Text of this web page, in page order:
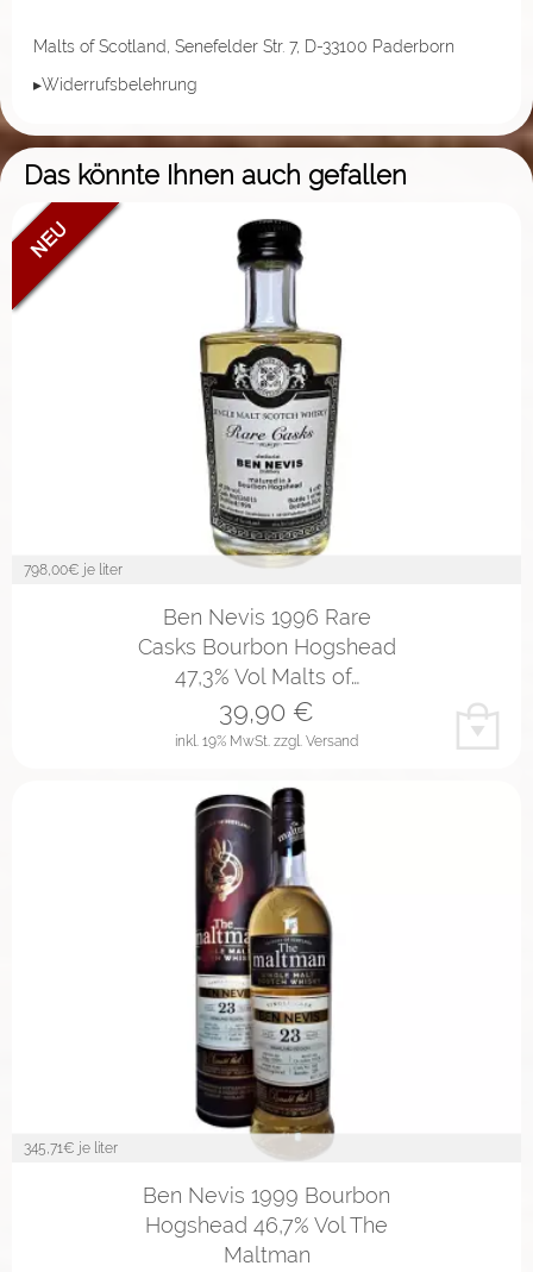
Malts of Scotland, Senefelder Str. 7, D-33100 Paderborn
▸Widerrufsbelehrung
Das könnte Ihnen auch gefallen
798,00€ je liter
Ben Nevis 1996 Rare
Casks Bourbon Hogshead
47,3% Vol Malts of…
inkl. 19% MwSt. zzgl. Versand
39,90 €
345,71€ je liter
Ben Nevis 1999 Bourbon
Hogshead 46,7% Vol The
Maltman